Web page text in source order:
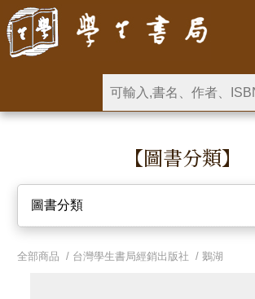
【圖書分類】
圖書分類
全部商品 / 台灣學生書局經銷出版社 /鵝湖